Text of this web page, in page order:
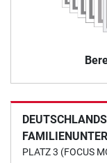
PLATZ 3 (FOCUS